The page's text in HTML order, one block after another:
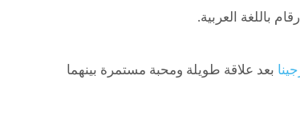
باللغة العربية.
بعد علاقة طويلة ومحبة مستمرة بينهما